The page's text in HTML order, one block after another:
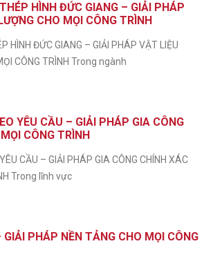
HÌNH ĐỨC GIANG – GIẢI PHÁP
CHO MỌI CÔNG TRÌNH
HÌNH ĐỨC GIANG – GIẢI PHÁP VẬT LIỆU
CÔNG TRÌNH Trong ngành
YÊU CẦU – GIẢI PHÁP GIA CÔNG
CÔNG TRÌNH
CẦU – GIẢI PHÁP GIA CÔNG CHÍNH XÁC
Trong lĩnh vực
PHÁP NỀN TẢNG CHO MỌI CÔNG